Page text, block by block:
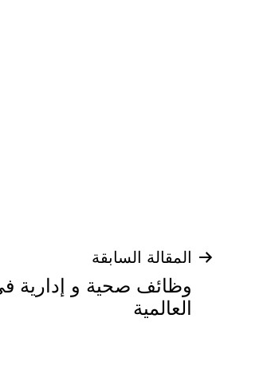
تصفّح
المقالات
المقالة السابقة
وظائف صحية و إدارية
العالمية